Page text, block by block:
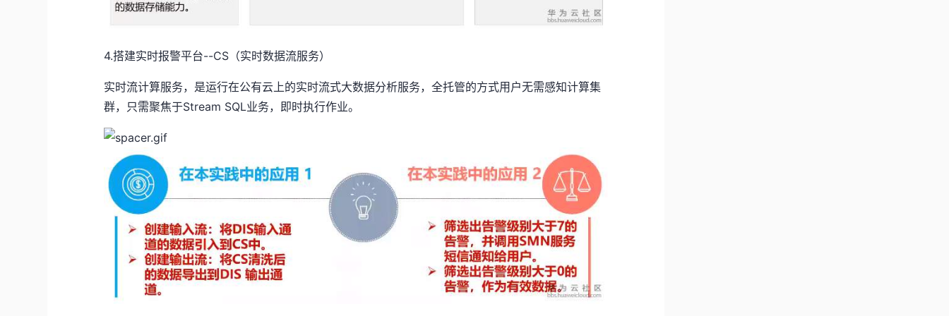
4.搭建实时报警平台--CS（实时数据流服务）
实时流计算服务，是运行在公有云上的实时流式大数据分析服务，全托管的方式用户无需感知计算集
群，只需聚焦于Stream SQL业务，即时执行作业。